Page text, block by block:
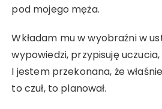
pod mojego męża.
Wkładam mu w wyobraźni w
wypowiedzi, przypisuję
I jestem przekonana, że
to czuł, to planował.